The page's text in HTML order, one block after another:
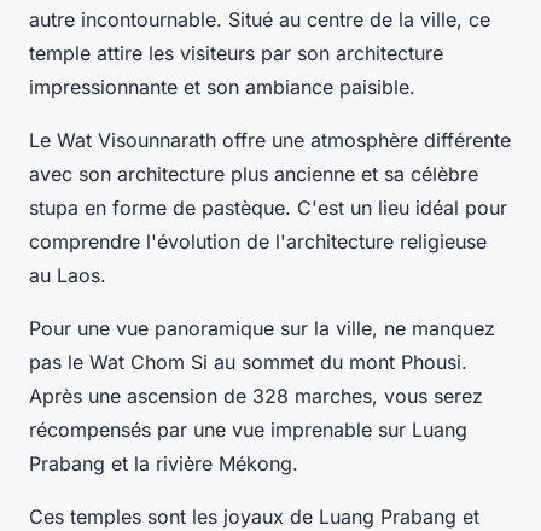
autre incontournable. Situé au centre de la ville, ce
temple attire les visiteurs par son architecture
impressionnante et son ambiance paisible.
Le Wat Visounnarath offre une atmosphère différente
avec son architecture plus ancienne et sa célèbre
stupa en forme de pastèque. C'est un lieu idéal pour
comprendre l'évolution de l'architecture religieuse
au Laos.
Pour une vue panoramique sur la ville, ne manquez
pas le Wat Chom Si au sommet du mont Phousi.
Après une ascension de 328 marches, vous serez
récompensés par une vue imprenable sur Luang
Prabang et la rivière Mékong.
Ces temples sont les joyaux de Luang Prabang et